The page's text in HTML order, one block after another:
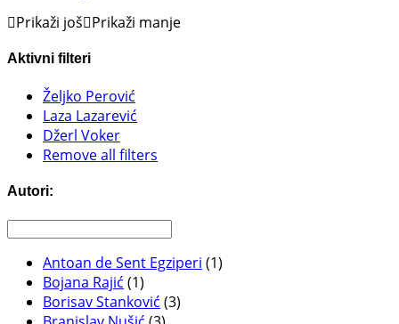
Prikaži još Prikaži manje
Aktivni filteri
Željko Perović
Laza Lazarević
Džerl Voker
Remove all filters
Autori:
Antoan de Sent Egziperi (1)
Bojana Rajić (1)
Borisav Stanković (3)